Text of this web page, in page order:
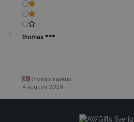
thomas ***
thomas markus
4 augusti 2026